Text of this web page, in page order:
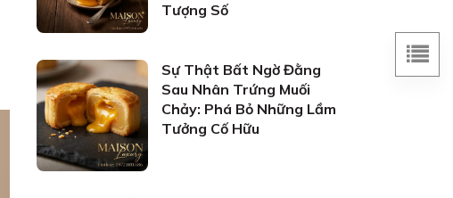
Tượng Số
Sự Thật Bất Ngờ Đằng
Sau Nhân Trứng Muối
Chảy: Phá Bỏ Những Lầm
Tưởng Cố Hữu